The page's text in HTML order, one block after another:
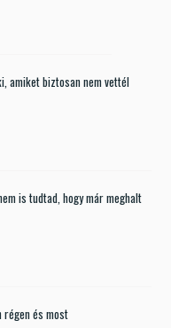
amiket biztosan nem vettél
is tudtad, hogy már meghalt
régen és most